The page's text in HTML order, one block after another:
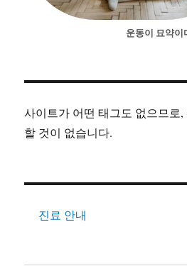
운동이 묘약이
사이트가 어떤 태그도 없으므로
할 것이 없습니다.
진료 안내